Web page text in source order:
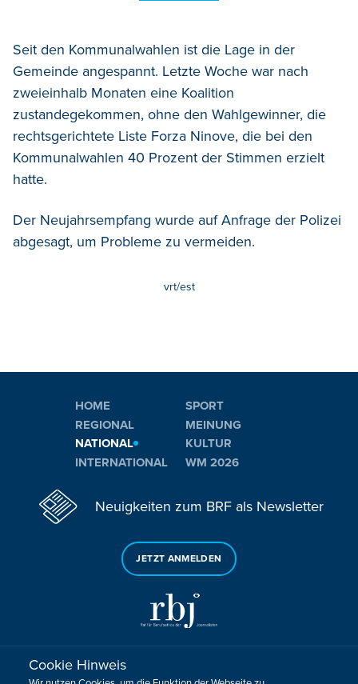
Seit den Kommunalwahlen ist die Lage in der
Gemeinde angespannt. Letzte Woche war nach
zweieinhalb Monaten eine Koalition
zustandegekommen, ohne den Wahlgewinner, die
rechtsgerichtete Liste Forza Ninove, die bei den
Kommunalwahlen 40 Prozent der Stimmen erzielt
hatte.
Der Neujahrsempfang wurde auf Anfrage der Polizei
abgesagt, um Probleme zu vermeiden.
vrt/est
HOME
REGIONAL
NATIONAL
INTERNATIONAL
SPORT
MEINUNG
KULTUR
WM 2026
Neuigkeiten zum BRF als Newsletter
JETZT ANMELDEN
Sie haben noch Fragen oder Anmerkungen?
Cookie Hinweis